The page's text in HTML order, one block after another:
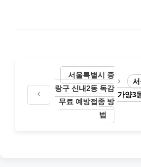
서울특별시 중
랑구 신내2동 독감
무료 예방접종 방
법
가양3